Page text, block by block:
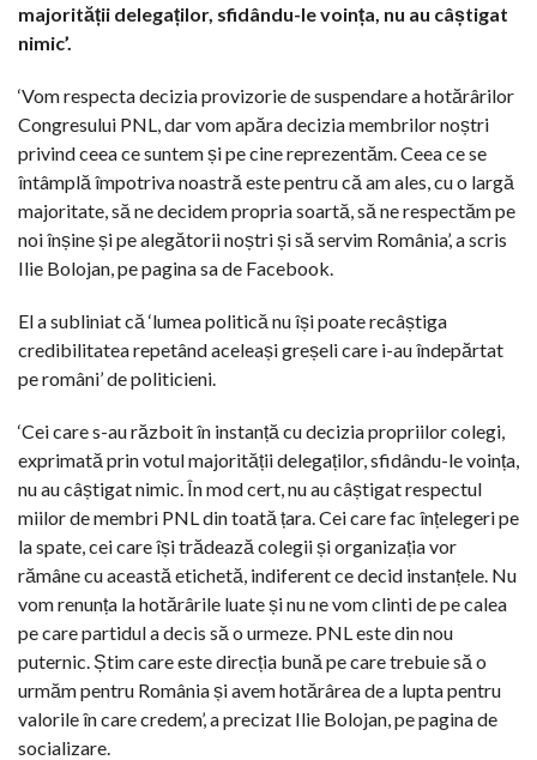
majorității delegaților, sfidându-le voința, nu au câștigat
nimic’.
‘Vom respecta decizia provizorie de suspendare a hotărârilor
Congresului PNL, dar vom apăra decizia membrilor noștri
privind ceea ce suntem și pe cine reprezentăm. Ceea ce se
întâmplă împotriva noastră este pentru că am ales, cu o largă
majoritate, să ne decidem propria soartă, să ne respectăm pe
noi înșine și pe alegătorii noștri și să servim România’, a scris
Ilie Bolojan, pe pagina sa de Facebook.
El a subliniat că ‘lumea politică nu își poate recâștiga
credibilitatea repetând aceleași greșeli care i-au îndepărtat
pe români’ de politicieni.
‘Cei care s-au războit în instanță cu decizia propriilor colegi,
exprimată prin votul majorității delegaților, sfidându-le voința,
nu au câștigat nimic. În mod cert, nu au câștigat respectul
miilor de membri PNL din toată țara. Cei care fac înțelegeri pe
la spate, cei care își trădează colegii și organizația vor
rămâne cu această etichetă, indiferent ce decid instanțele. Nu
vom renunța la hotărârile luate și nu ne vom clinti de pe calea
pe care partidul a decis să o urmeze. PNL este din nou
puternic. Știm care este direcția bună pe care trebuie să o
urmăm pentru România și avem hotărârea de a lupta pentru
valorile în care credem’, a precizat Ilie Bolojan, pe pagina de
socializare.